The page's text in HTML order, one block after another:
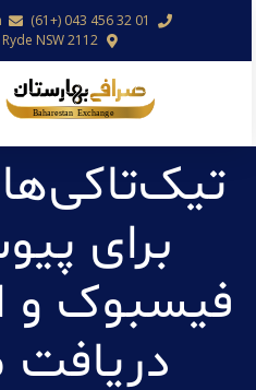
01 32 456 043 (+61)
NSW 2112
برای
فیسبوک و
دریافت